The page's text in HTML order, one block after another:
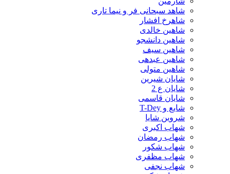
شاهد سبحانی فر و نیما تاری
شاهرخ افشار
شاهین خالدی
شاهین دانشجو
شاهین سیف
شاهین عبدهی
شاهین متولی
شایان شیرین
شایان ع 2
شایان قاسمی
شایع و T-Dey
شروین شایا
شهاب اکبری
شهاب رمضان
شهاب شکور
شهاب مظفری
شهاب نجفی